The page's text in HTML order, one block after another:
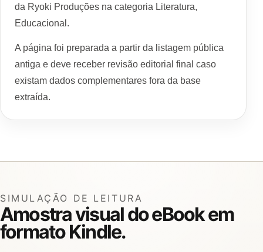
da Ryoki Produções na categoria Literatura,
Educacional.
A página foi preparada a partir da listagem pública
antiga e deve receber revisão editorial final caso
existam dados complementares fora da base
extraída.
SIMULAÇÃO DE LEITURA
Amostra visual do eBook em
formato Kindle.